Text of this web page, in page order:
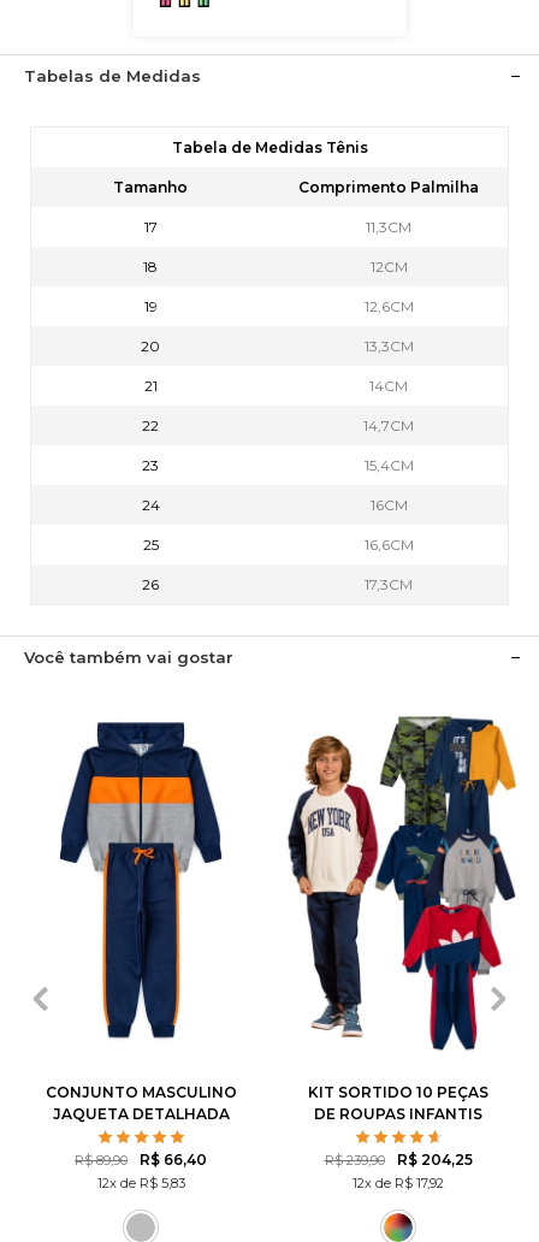
Tabelas de Medidas
Tabela de Medidas Tênis
Tamanho Comprimento Palmilha
17 11,3CM
18 12CM
19 12,6CM
20 13,3CM
21 14CM
22 14,7CM
23 15,4CM
24 16CM
25 16,6CM
26 17,3CM
Você também vai gostar
3 4
CONJUNTO MASCULINO
JAQUETA DETALHADA
R$ 89,90 R$ 66,40
12x de R$ 5,83
2
14
KIT SORTIDO 10 PEÇAS
DE ROUPAS INFANTIS
MASCULINO INVERNO - 5
CASACOS + 5 CALÇAS
R$ 239,90 R$ 204,25
12x de R$ 17,92